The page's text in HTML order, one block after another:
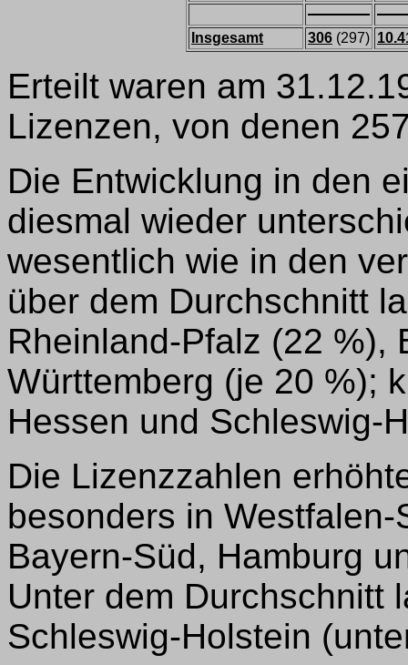
Insgesamt 306 (297)
Erteilt waren am
Lizenzen, von denen
Die Entwicklung in den
diesmal wieder
wesentlich wie in den
über dem Durchschnitt
Rheinland-Pfalz (22 %),
Württemberg (je 20 %);
Hessen und Schleswig-
Die Lizenzzahlen
besonders in
Bayern-Süd, Hamburg
Unter dem Durchschnitt
Schleswig-Holstein